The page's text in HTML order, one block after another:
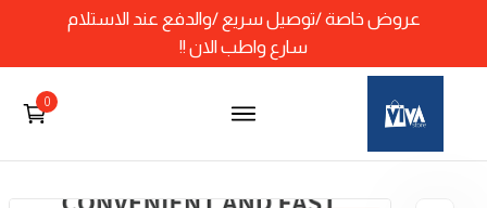
عروض خاصة /توصيل سريع /والدفع عند الاستلام
سارع واطب الان !!
0